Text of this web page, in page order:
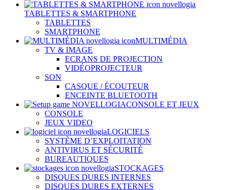
TABLETTES & SMARTPHONE
TABLETTES
SMARTPHONE
MULTIMÉDIA
TV & IMAGE
ECRANS DE PROJECTION
VIDÉOPROJECTEUR
SON
CASQUE / ÉCOUTEUR
ENCEINTE BLUETOOTH
CONSOLE ET JEUX
CONSOLE
JEUX VIDEO
LOGICIELS
SYSTÈME D’EXPLOITATION
ANTIVIRUS ET SÉCURITÉ
BUREAUTIQUES
STOCKAGES
DISQUES DURES INTERNES
DISQUES DURES EXTERNES